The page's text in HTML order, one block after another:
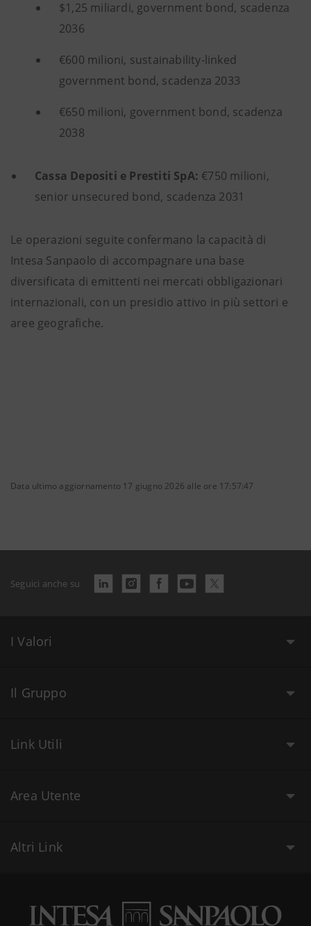
$1,25 miliardi, government bond, scadenza
2036
€600 milioni, sustainability-linked
government bond, scadenza 2033
€650 milioni, government bond, scadenza
2038
Cassa Depositi e Prestiti SpA: €750 milioni,
senior unsecured bond, scadenza 2031
Le operazioni seguite confermano la capacità di
Intesa Sanpaolo di accompagnare una base
diversificata di emittenti nei mercati obbligazionari
internazionali, con un presidio attivo in più settori e
aree geografiche.
Data ultimo aggiornamento 17 giugno 2026 alle ore 17:57:47
Seguici anche su
I Valori
Il Gruppo
Link Utili
Area Utente
Altri Link